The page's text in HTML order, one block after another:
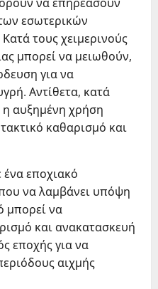
εσωτερικών
τους χειμερινούς
μπορεί να μειωθούν,
για να
Αντίθετα, κατά
η αυξημένη χρήση
καθαρισμό και
ένα εποχιακό
να λαμβάνει υπόψη
μπορεί να
και ανακατασκευή
εποχής για να
αιχμής